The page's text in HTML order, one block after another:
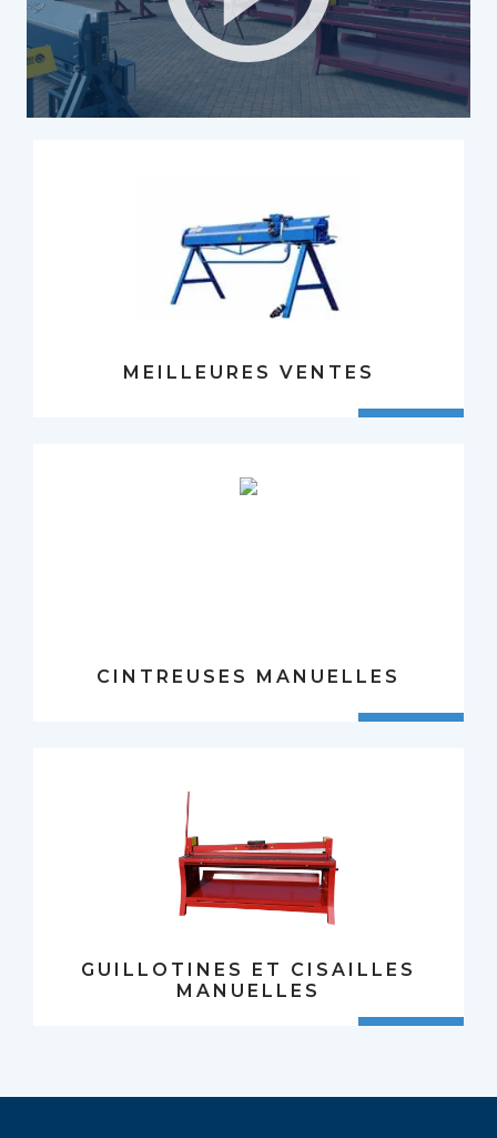
MEILLEURES VENTES
CINTREUSES MANUELLES
GUILLOTINES ET CISAILLES
MANUELLES